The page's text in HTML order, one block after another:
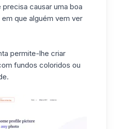
causar uma boa
que alguém vem ver
permite-lhe criar
fundos coloridos ou